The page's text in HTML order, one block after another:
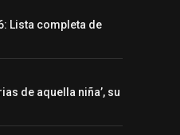
Lista completa de
de aquella niña’, su